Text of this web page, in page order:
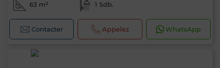
63 m² 1 Sdb.
Contacter Appelez WhatsApp